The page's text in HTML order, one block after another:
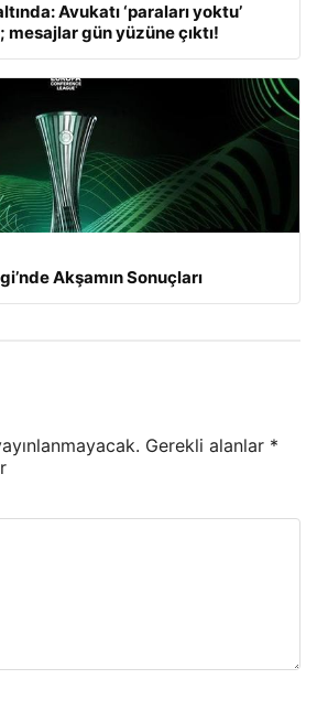
Avukatı ‘paraları yoktu’
mesajlar gün yüzüne çıktı!
Akşamın Sonuçları
Gerekli alanlar *